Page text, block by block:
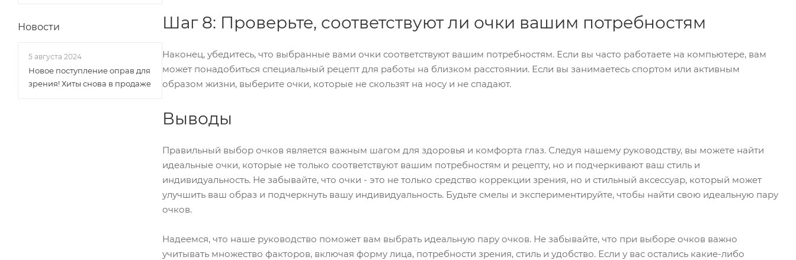
Шаг 8: Проверьте, соответствуют ли очки вашим потребностям
Наконец, убедитесь, что выбранные вами очки соответствуют вашим потребностям. Если вы часто работаете на компьютере, вам
может понадобиться специальный рецепт для работы на близком расстоянии. Если вы занимаетесь спортом или активным
образом жизни, выберите очки, которые не скользят на носу и не спадают.
Выводы
Правильный выбор очков является важным шагом для здоровья и комфорта глаз. Следуя нашему руководству, вы можете найти
идеальные очки, которые не только соответствуют вашим потребностям и рецепту, но и подчеркивают ваш стиль и
индивидуальность. Не забывайте, что очки - это не только средство коррекции зрения, но и стильный аксессуар, который может
улучшить ваш образ и подчеркнуть вашу индивидуальность. Будьте смелы и экспериментируйте, чтобы найти свою идеальную пару
очков.
Надеемся, что наше руководство поможет вам выбрать идеальную пару очков. Не забывайте, что при выборе очков важно
учитывать множество факторов, включая форму лица, потребности зрения, стиль и удобство. Если у вас остались какие-либо
Новости
5 августа 2024
Новое поступление оправ для
зрения! Хиты снова в продаже